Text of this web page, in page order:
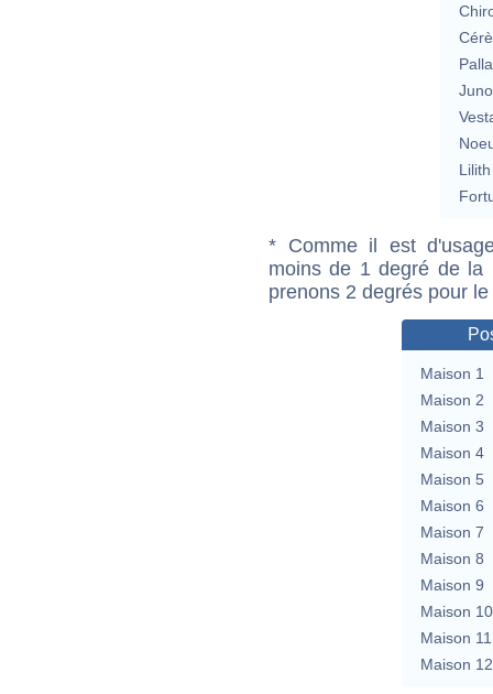
Lilith
* Comme il est
moins de 1 degré de la
prenons 2 degrés pour
Maison 1
Maison 2
Maison 3
Maison 4
Maison 5
Maison 6
Maison 7
Maison 8
Maison 9
Maison 10
Maison 11
Maison 12